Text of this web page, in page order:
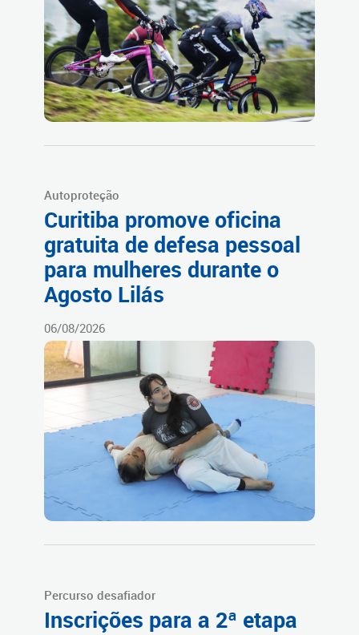
Autoproteção
Curitiba promove oficina
gratuita de defesa pessoal
para mulheres durante o
Agosto Lilás
06/08/2026
Percurso desafiador
Inscrições para a 2ª etapa